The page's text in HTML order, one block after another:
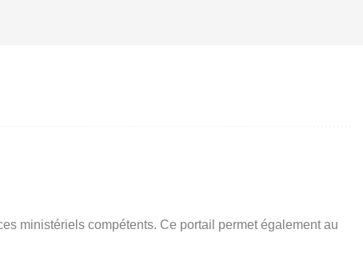
ministériels compétents. Ce portail permet également au